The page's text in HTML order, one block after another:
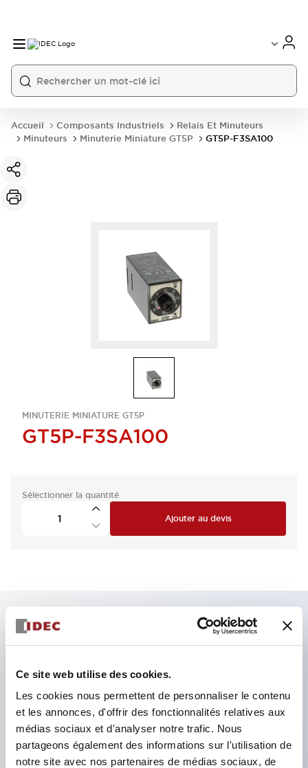
Ce site web utilise des cookies.
Les cookies nous permettent de personnaliser le contenu
et les annonces, d'offrir des fonctionnalités relatives aux
médias sociaux et d'analyser notre trafic. Nous
partageons également des informations sur l'utilisation de
notre site avec nos partenaires de médias sociaux, de
Accueil Composants Industriels
Relais Et Minuteurs
Minuteurs
Minuterie Miniature GT5P GT5P-F3SA100
MINUTERIE MINIATURE GT5P
GT5P-F3SA100
Sélectionner la quantité
Ajouter au devis
Contacts SPDT 5A
Base octale 8 broches
9 plages de temps
Erreur de répétition ±0,2 % maximum
Réglages de contrôle à la main ou avec un